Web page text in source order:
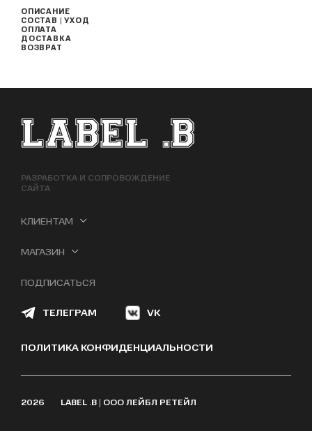
ОПИСАНИЕ
СОСТАВ | УХОД
ОПЛАТА
ДОСТАВКА
ВОЗВРАТ
ФУТЕР САЙТА
РАЗРАБОТКА И СОПРОВОЖДЕНИЕ
САЙТА
КЛИЕНТАМ
МАГАЗИН
ПОДПИСАТЬСЯ
ТЕЛЕГРАМ VK
2026 LABEL .B | ООО ЛЕЙБЛ РЕТЕЙЛ
ПОЛИТИКА КОНФИДЕНЦИАЛЬНОСТИ